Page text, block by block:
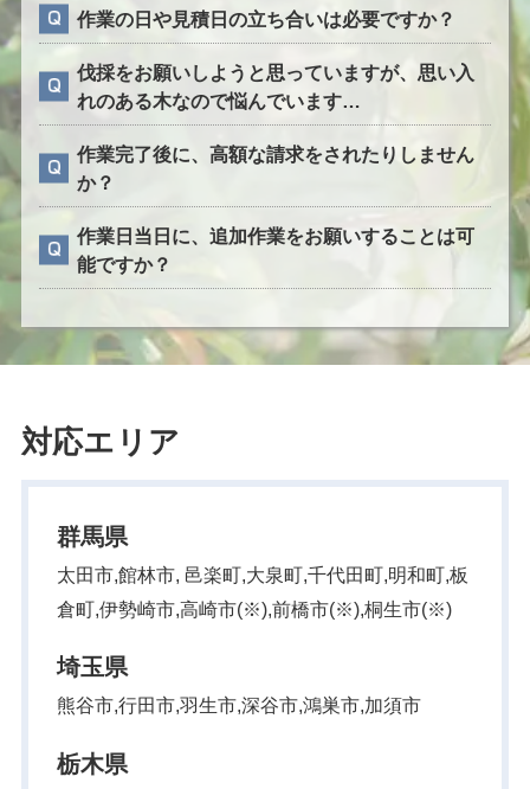
作業の日や見積日の立ち合いは必要ですか？
伐採をお願いしようと思っていますが、思い入
れのある木なので悩んでいます…
作業完了後に、高額な請求をされたりしません
か？
作業日当日に、追加作業をお願いすることは可
能ですか？
対応エリア
群馬県
太田市,館林市, 邑楽町,大泉町,千代田町,明和町,板
倉町,伊勢崎市,高崎市(※),前橋市(※),桐生市(※)
埼玉県
熊谷市,行田市,羽生市,深谷市,鴻巣市,加須市
栃木県